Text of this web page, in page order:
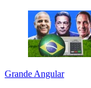
Grande Angular